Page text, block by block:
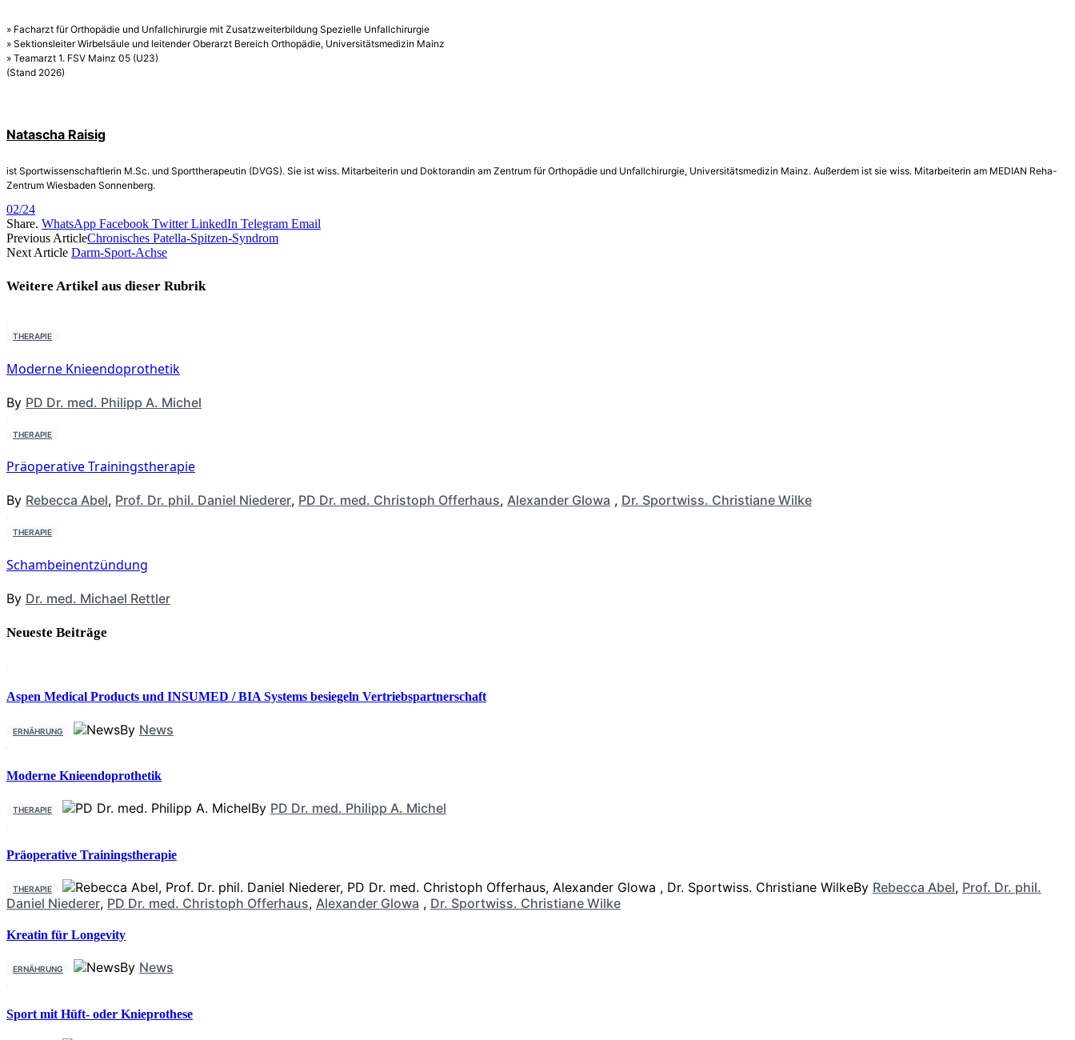
» Facharzt für Orthopädie und Unfallchirurgie mit Zusatzweiterbildung Spezielle Unfallchirurgie
» Sektionsleiter Wirbelsäule und leitender Oberarzt Bereich Orthopädie, Universitätsmedizin Mainz
» Teamarzt 1. FSV Mainz 05 (U23)
(Stand 2026)
Natascha Raisig
ist Sportwissenschaftlerin M.Sc. und Sporttherapeutin (DVGS). Sie ist wiss. Mitarbeiterin und Doktorandin am Zentrum für Orthopädie und Unfallchirurgie, Universitätsmedizin Mainz. Außerdem ist sie wiss. Mitarbeiterin am MEDIAN Reha-
Zentrum Wiesbaden Sonnenberg.
02/24
Share. WhatsApp Facebook Twitter LinkedIn Telegram Email
Previous ArticleChronisches Patella-Spitzen-Syndrom
Next Article Darm-Sport-Achse
Weitere Artikel aus dieser Rubrik
THERAPIE
Moderne Knieendoprothetik
By PD Dr. med. Philipp A. Michel
THERAPIE
Präoperative Trainingstherapie
By Rebecca Abel, Prof. Dr. phil. Daniel Niederer, PD Dr. med. Christoph Offerhaus, Alexander Glowa , Dr. Sportwiss. Christiane Wilke
THERAPIE
Schambeinentzündung
By Dr. med. Michael Rettler
Neueste Beiträge
Aspen Medical Products und INSUMED / BIA Systems besiegeln Vertriebspartnerschaft
ERNÄHRUNG By News
Moderne Knieendoprothetik
THERAPIE By PD Dr. med. Philipp A. Michel
Präoperative Trainingstherapie
THERAPIE By Rebecca Abel, Prof. Dr. phil.
Daniel Niederer, PD Dr. med. Christoph Offerhaus, Alexander Glowa , Dr. Sportwiss. Christiane Wilke
Kreatin für Longevity
ERNÄHRUNG By News
Sport mit Hüft- oder Knieprothese